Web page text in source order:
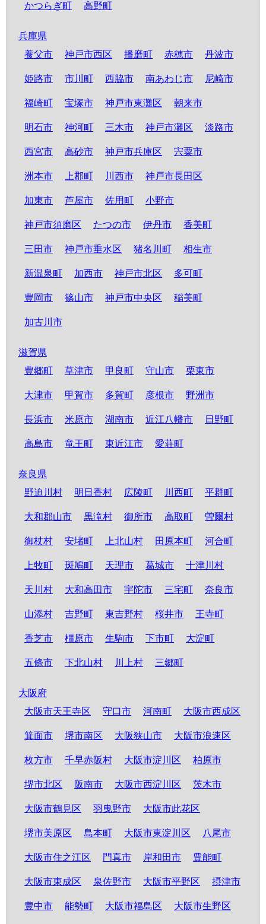
かつらぎ町 高野町
兵庫県
養父市
神戸市西区 播磨町 赤穂市 丹波市
姫路市 市川町 西脇市 南あわじ市 尼崎市
福崎町 宝塚市 神戸市東灘区 朝来市
明石市 神河町 三木市 神戸市灘区 淡路市
西宮市 高砂市 神戸市兵庫区 宍粟市
洲本市 上郡町 川西市 神戸市長田区
加東市 芦屋市 佐用町 小野市
神戸市須磨区 たつの市 伊丹市 香美町
三田市 神戸市垂水区 猪名川町 相生市
新温泉町 加西市 神戸市北区 多可町
豊岡市 篠山市 神戸市中央区 稲美町
加古川市
滋賀県
豊郷町
草津市 甲良町 守山市 栗東市
大津市 甲賀市 多賀町 彦根市 野洲市
長浜市 米原市 湖南市 近江八幡市 日野町
高島市 竜王町 東近江市 愛荘町
奈良県
野迫川村
明日香村 広陵町 川西町 平群町
大和郡山市 黒滝村 御所市 高取町 曽爾村
御杖村 安堵町 上北山村 田原本町 河合町
上牧町 斑鳩町 天理市 葛城市 十津川村
天川村 大和高田市 宇陀市 三宅町 奈良市
山添村 吉野町 東吉野村 桜井市 王寺町
香芝市 橿原市 生駒市 下市町 大淀町
五條市 下北山村 川上村 三郷町
大阪府
大阪市天王寺区
守口市 河南町 大阪市西成区
箕面市 堺市南区 大阪狭山市 大阪市浪速区
枚方市 千早赤阪村 大阪市淀川区 柏原市
堺市北区 阪南市 大阪市西淀川区 茨木市
大阪市鶴見区 羽曳野市 大阪市此花区
堺市美原区 島本町 大阪市東淀川区 八尾市
大阪市住之江区 門真市 岸和田市 豊能町
大阪市東成区 泉佐野市 大阪市平野区 摂津市
豊中市 能勢町 大阪市福島区 大阪市生野区